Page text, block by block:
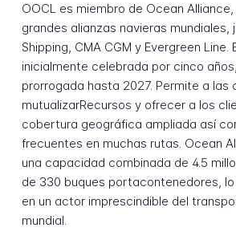
OOCL es miembro de Ocean
grandes alianzas navieras mundiales,
Shipping, CMA CGM y Evergreen Line.
inicialmente celebrada por cinco
prorrogada hasta 2027. Permite a las
mutualizarRecursos y ofrecer a los
cobertura geográfica ampliada así
frecuentes en muchas rutas. Ocean
una capacidad combinada de 4.5
de 330 buques portacontenedores,
en un actor imprescindible del
mundial.